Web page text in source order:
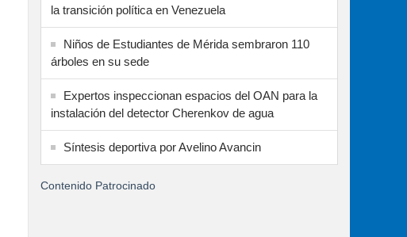
la transición política en Venezuela
Niños de Estudiantes de Mérida sembraron 110
árboles en su sede
Expertos inspeccionan espacios del OAN para la
instalación del detector Cherenkov de agua
Síntesis deportiva por Avelino Avancin
Contenido Patrocinado